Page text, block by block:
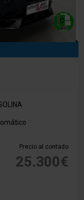
Precio al contado
25.300€